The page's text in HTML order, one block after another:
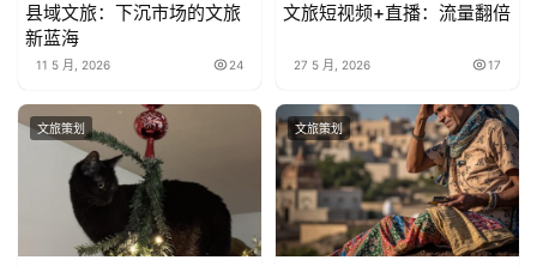
县域文旅：下沉市场的文旅
新蓝海
11 5 月, 2026 24
文旅短视频+直播：流量翻倍
27 5 月, 2026 17
文旅策划 文旅策划